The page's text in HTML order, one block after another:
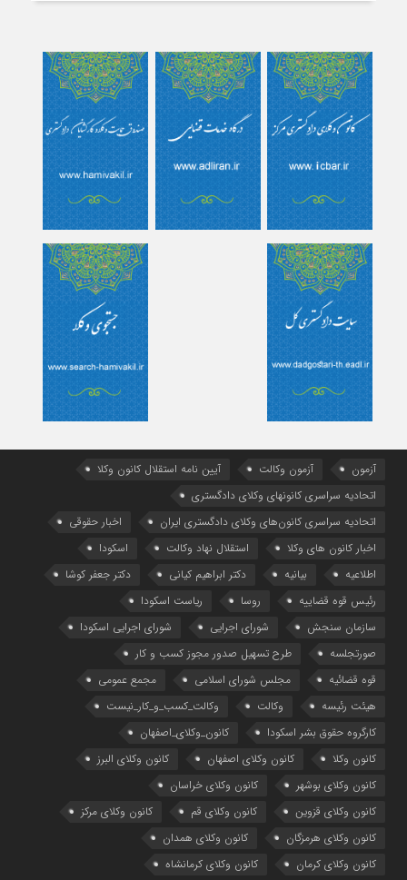
آزمون آزمون وکالت
آیین ‌نامه استقلال کانون وکلا
اتحادیه سراسری کانونهای وکلای دادگستری
اتحادیه سراسری کانون‌های وکلای دادگستری ایران
اخبار حقوقی
اخبار کانون های وکلا
استقلال نهاد وکالت
اسکودا
اطلاعیه
بیانیه دکتر ابراهیم کیانی
دکتر جعفر کوشا
رئیس قوه قضاییه
روسا
ریاست اسکودا
سازمان سنجش
شورای اجرایی
شورای اجرایی اسکودا
صورتجلسه
طرح تسهیل صدور مجوز کسب و کار
قوه قضائیه
مجلس شورای اسلامی
مجمع عمومی
هیئت رئیسه
وکالت
وکالت_کسب_و_کار_نیست
کارگروه حقوق بشر اسکودا
کانون_وکلای_اصفهان
کانون وکلا
کانون وکلای اصفهان
کانون وکلای البرز
کانون وکلای بوشهر
کانون وکلای خراسان
کانون وکلای قزوین
کانون وکلای قم
کانون وکلای مرکز
کانون وکلای هرمزگان
کانون وکلای همدان
کانون وکلای کرمان
کانون وکلای کرمانشاه